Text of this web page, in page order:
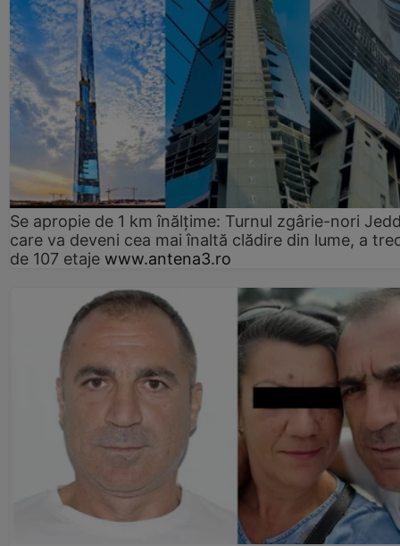
Se apropie de 1 km înălțime: Turnul zgârie-nori
care va deveni cea mai înaltă clădire din lume, a
de 107 etaje www.antena3.ro